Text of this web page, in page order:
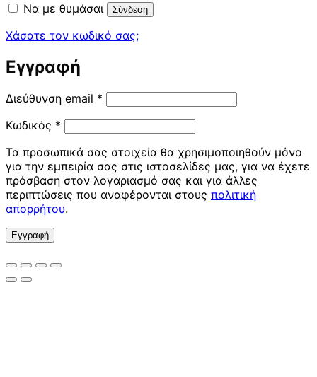
Να με θυμάσαι
Σύνδεση
Χάσατε τον κωδικό σας;
Εγγραφή
Διεύθυνση email * Απαιτείται
Κωδικός * Απαιτείται
Τα προσωπικά σας στοιχεία θα χρησιμοποιηθούν μόνο
για την εμπειρία σας στις ιστοσελίδες μας, για να έχετε
πρόσβαση στον λογαριασμό σας και για άλλες
περιπτώσεις που αναφέρονται στους πολιτική
απορρήτου.
Εγγραφή